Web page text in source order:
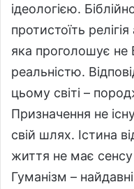
ідеологією.
протистоїть
яка проголошує
реальністю.
цьому світі –
Призначення не
свій шлях. Істина
життя не має сенсу
Гуманізм –